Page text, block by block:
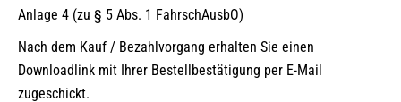
Anlage 4 (zu § 5 Abs. 1 FahrschAusbO)
Nach dem Kauf / Bezahlvorgang erhalten Sie einen
Downloadlink mit Ihrer Bestellbestätigung per E-Mail
zugeschickt.